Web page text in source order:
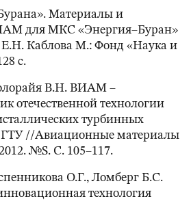
Материалы и
для МКС «Энергия–Буран»
Каблова М.: Фонд «Наука и
с.
В.Н. ВИАМ –
отечественной технологии
турбинных
ГТУ //Авиационные материалы
№S. С. 105–117.
О.Г., Ломберг Б.С.
технология